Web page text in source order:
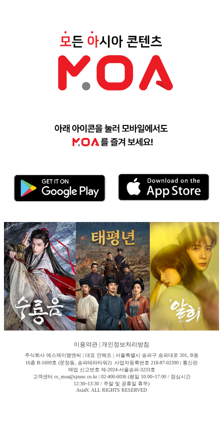
이용약관 개인정보처리방침
주식회사 에스제이엠엔씨 | 대표 안해조 | 서울특별시 송파구 송파대로 201, B동
16층 B-1609호 (문정동, 송파테라타워2) 사업자등록번호 218-87-02390 | 통신판
매업 신고번호 제-2024-서울송파-3233호
고객센터 cs_moa@sjmnc.co.kr | 02-400-6036 (평일 10:00~17:00 / 점심시간
12:30~13:30 / 주말 및 공휴일 휴무)
AsiaN. ALL RIGHTS RESERVED